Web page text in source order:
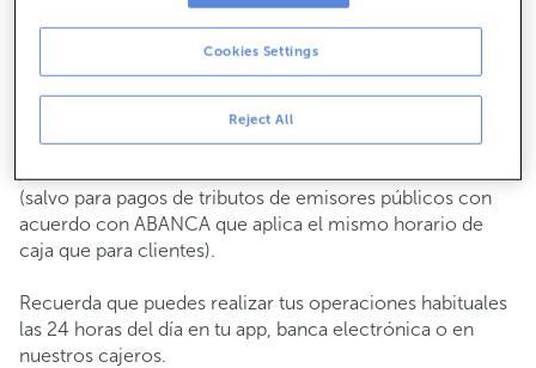
cita previay te atenderemos el día y hora
Operaciones con efectivo
Clientes: de lunes a viernes de 8:15 a 11:00
Si no eres cliente, el horario de caja será losmartes y
(salvo para pagos de tributos de emisores públicos con
acuerdo con ABANCA que aplica el mismo horario de
caja que para clientes).
Recuerda que puedes realizar tus operaciones habituales
las 24 horas del día en tu app, banca electrónica o en
nuestros cajeros.
Reject All
Cookies Settings